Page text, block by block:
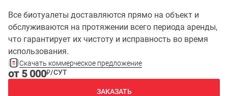
Все биотуалеты доставляются прямо на объект и
обслуживаются на протяжении всего периода аренды,
что гарантирует их чистоту и исправность во время
использования.
Скачать коммерческое предложение
от 5 000₽/СУТ
ЗАКАЗАТЬ